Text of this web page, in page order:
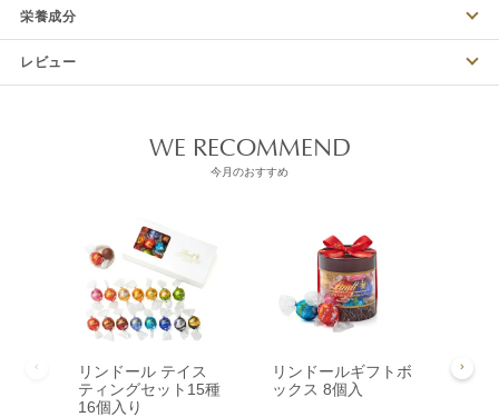
栄養成分
レビュー
WE RECOMMEND
今月のおすすめ
リンドール テイス
ティングセット15種
16個入り
リンドールギフトボ
ックス 8個入
リ